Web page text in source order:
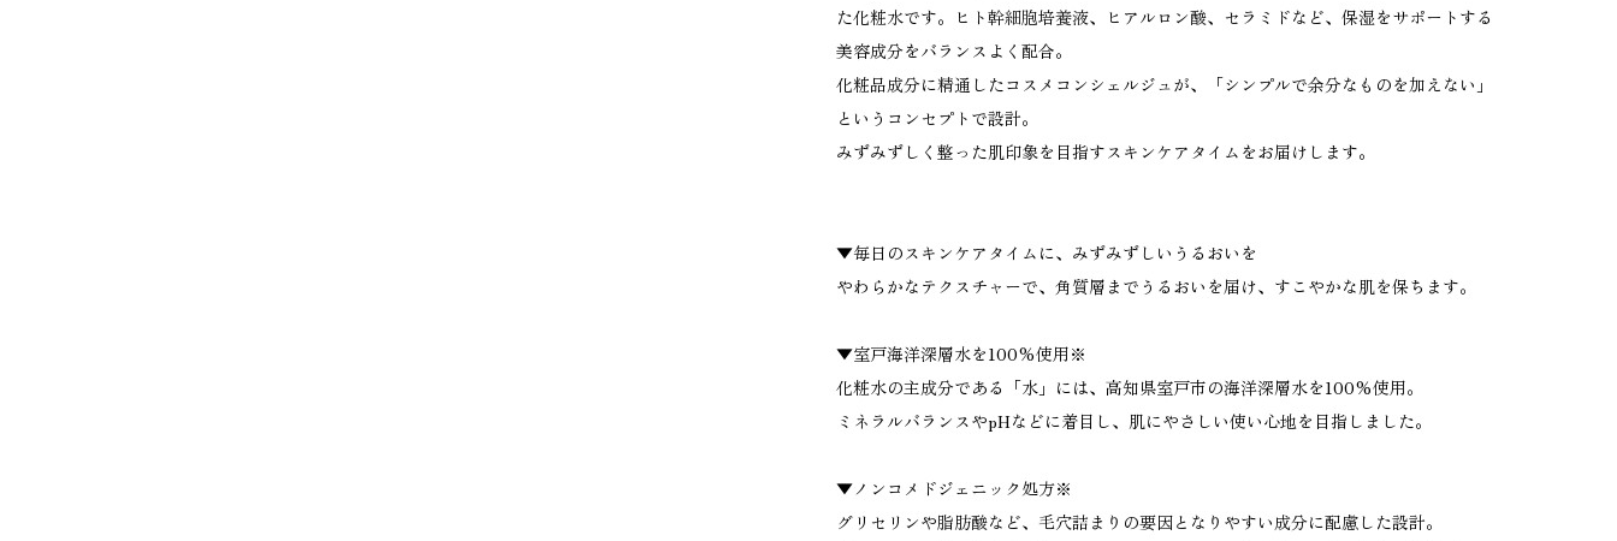
た化粧水です。ヒト幹細胞培養液、ヒアルロン酸、セラミドなど、保湿をサポートする
美容成分をバランスよく配合。
化粧品成分に精通したコスメコンシェルジュが、「シンプルで余分なものを加えない」
というコンセプトで設計。
みずみずしく整った肌印象を目指すスキンケアタイムをお届けします。
▼毎日のスキンケアタイムに、みずみずしいうるおいを
やわらかなテクスチャーで、角質層までうるおいを届け、すこやかな肌を保ちます。
▼室戸海洋深層水を100%使用※
化粧水の主成分である「水」には、高知県室戸市の海洋深層水を100%使用。
ミネラルバランスやpHなどに着目し、肌にやさしい使い心地を目指しました。
▼ノンコメドジェニック処方※
グリセリンや脂肪酸など、毛穴詰まりの要因となりやすい成分に配慮した設計。